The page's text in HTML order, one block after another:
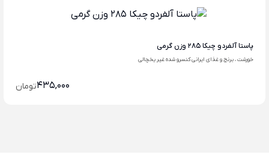
پاستا آلفردو چیکا 285 وزن گرمی
خورشت ، برنج و غذای ایرانی کنسرو شده غیر یخچالی
435,000تومان